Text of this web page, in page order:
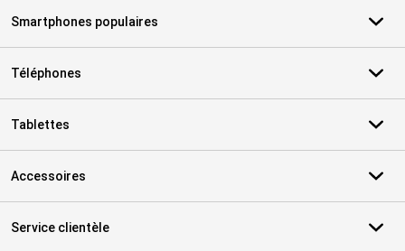
Smartphones populaires
Téléphones
Tablettes
Accessoires
Service clientèle